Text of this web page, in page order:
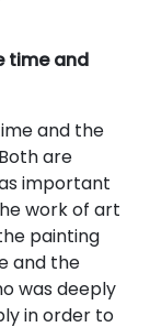
time and
and the
are
important
work of art
painting
and the
was deeply
in order to